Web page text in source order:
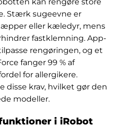
kan rengøre store
Stærk sugeevne er
eller kæledyr, mens
fastklemning. App-
rengøringen, og et
fanger 99 % af
for allergikere.
disse krav, hvilket gør den
modeller.
i iRobot